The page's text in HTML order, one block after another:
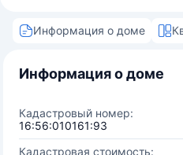
Информация о доме
Информация о доме
Кадастровый номер:
16:56:010161:93
Кадастровая стоимость: